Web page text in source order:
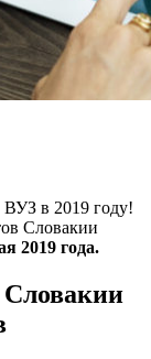
ВУЗ в 2019 году!
Словакии
2019 года.